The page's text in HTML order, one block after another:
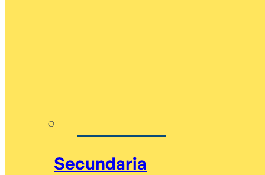
Secundaria